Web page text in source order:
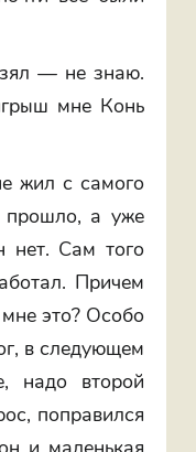
— не знаю.
мне Конь
жил с самого
прошло, а уже
нет. Сам того
Причем
это? Особо
в следующем
надо второй
поправился